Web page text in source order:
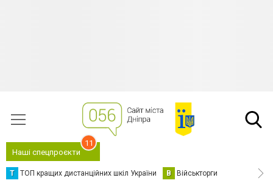
Наші спецпроєкти
11
Т ТОП кращих дистанційних шкіл України В Військторги